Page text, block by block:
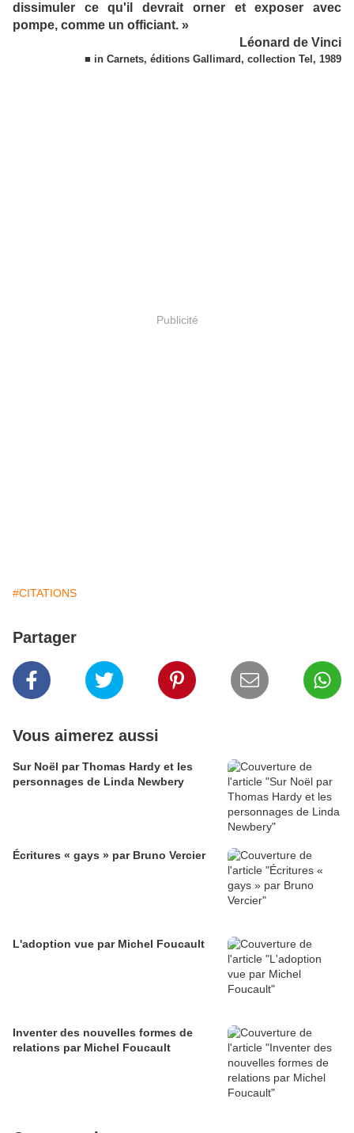
dissimuler ce qu'il devrait orner et exposer avec
pompe, comme un officiant. »
Léonard de Vinci
■ in Carnets, éditions Gallimard, collection Tel, 1989
Publicité
#CITATIONS
Partager
Vous aimerez aussi
Sur Noël par Thomas Hardy et les
personnages de Linda Newbery
Écritures « gays » par Bruno Vercier
L'adoption vue par Michel Foucault
Inventer des nouvelles formes de
relations par Michel Foucault